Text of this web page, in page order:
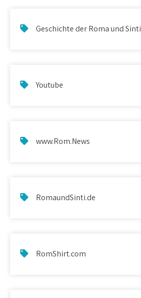
Geschichte der Roma und Sinti
Youtube
www.Rom.News
RomaundSinti.de
RomShirt.com